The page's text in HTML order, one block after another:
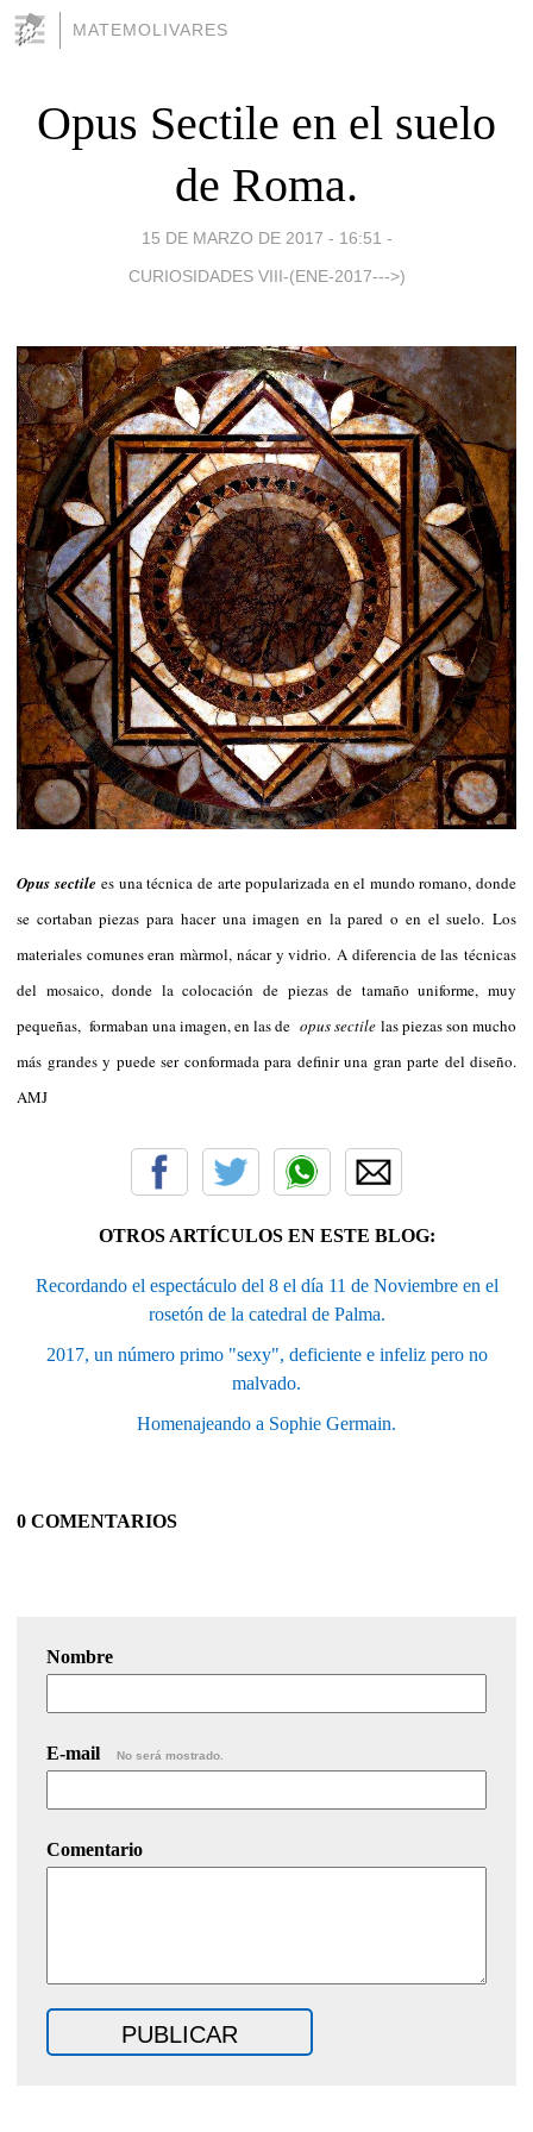
MATEMOLIVARES
Opus Sectile en el suelo
de Roma.
15 DE MARZO DE 2017 - 16:51 -
CURIOSIDADES VIII-(ENE-2017--->)
Opus sectile es una técnica de arte popularizada en el mundo romano, donde
se cortaban piezas para hacer una imagen en la pared o en el suelo. Los
materiales comunes eran màrmol, nácar y vidrio. A diferencia de las técnicas
del mosaico, donde la colocación de piezas de tamaño uniforme, muy
pequeñas, formaban una imagen, en las de opus sectile las piezas son mucho
más grandes y puede ser conformada para definir una gran parte del diseño.
AMJ
OTROS ARTÍCULOS EN ESTE BLOG:
Recordando el espectáculo del 8 el día 11 de Noviembre en el
rosetón de la catedral de Palma.
2017, un número primo "sexy", deficiente e infeliz pero no
malvado.
Homenajeando a Sophie Germain.
0 COMENTARIOS
Nombre
E-mail No será mostrado.
Comentario